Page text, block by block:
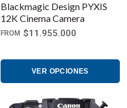
Blackmagic Design PYXIS
12K Cinema Camera
FROM $11.955.000
VER OPCIONES